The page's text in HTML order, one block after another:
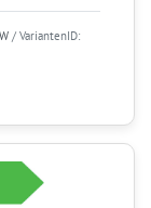
/ VariantenID: